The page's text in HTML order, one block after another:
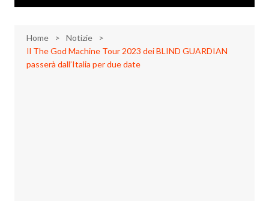
Home
Notizie
Il The God Machine Tour 2023 dei BLIND GUARDIAN
passerà dall’Italia per due date